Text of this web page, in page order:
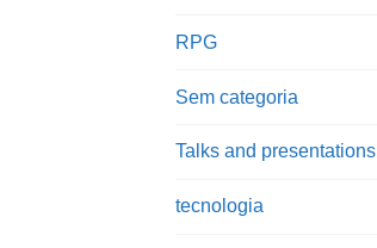
RPG
Sem categoria
Talks and presentations
tecnologia